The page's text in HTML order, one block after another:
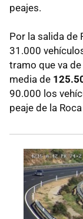
peajes.
Por la salida de
31.000
tramo que va de
media de
90.000 los
peaje de la